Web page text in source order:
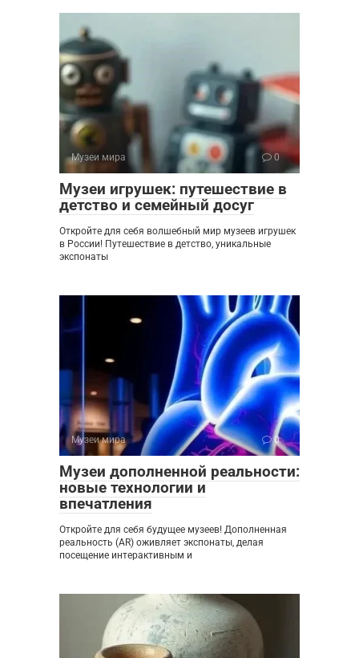
Музеи мира 0
Музеи игрушек: путешествие в
детство и семейный досуг
Откройте для себя волшебный мир музеев игрушек
в России! Путешествие в детство, уникальные
экспонаты
Музеи мира 0
Музеи дополненной реальности:
новые технологии и
впечатления
Откройте для себя будущее музеев! Дополненная
реальность (AR) оживляет экспонаты, делая
посещение интерактивным и